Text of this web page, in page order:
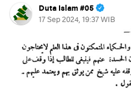
Duta Islam #05
17 Sep 2024, 19:37 WIB